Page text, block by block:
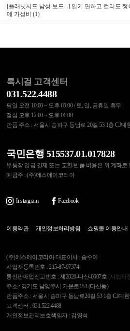
[플래닛서프 남성 보드...] 입기 편하고 컬러도
데 가성비 (1)
록시걸 고객센터
031.522.4488
평일 오전 10:00 ~ 오후 05:00 / 토, 일, 공휴일 휴무
점심 오후 12:00 ~ 오후 01:00
반품 주소 : 서울시 송파구 동남로 20길 53 1층 CJ대
국민은행 515537.01.017828
무통장 입금 결제 또는 교환/반품 비용은 위 계좌로
예금주 : (주)에스에이코리아
Instargram Facebook
이용약관 개인정보처리방침 쇼핑몰 이용안내
(주)에스에이코리아 대표이사 : 송수아
사업자등록번호 : 215-87-97374
통신판매업신고번호 : 제2020-다산-0607호 [사업자
주소 : 경기도 남양주시 가운로153 (다산동)
반품주소 : 서울시 송파구 동남로20길 53 1층 CJ대
고객센터 : 031.522.4488
개인정보관리보호책임자 : 김영석